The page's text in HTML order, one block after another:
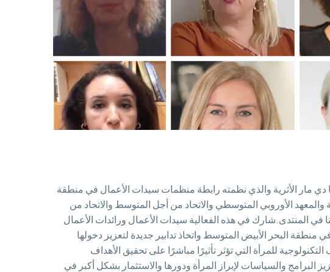
الأبيض المتوسط بتاريخ 20 نوفمبر، في منطقة كازا لوتجا دي مار الأثرية والذي نظمته رابطة منظمات سيدات الأعمال في منطقة
الأوروبي المتوسطي والاتحاد من أجل المتوسط والاتحاد من
افتراضي نتيجة للجائحة وفيروس كوفيد19 واستحالة سفر متحدثينا في المنتدى.شارك في هذه الفعالية سيدات الأعمال ورائدات الأعمال
البحر الأبيض المتوسط واتخاذ تدابير جديدة لتعزيز دخولها
للمرأة التي تؤثر تأثيرًا مباشرًا على تحقيق الأهداف
والسياسات لإبراز المرأة ودورها والاستثمار بشكل أكبر في